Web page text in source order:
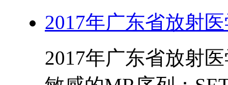
2017年广东省放射
2017年广东省放射